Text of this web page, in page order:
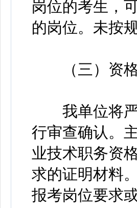
岗位的考生，
的岗位。未按
（三）资格
我单位将严
行审查确认。
业技术职务资
求的证明材料
报考岗位要求